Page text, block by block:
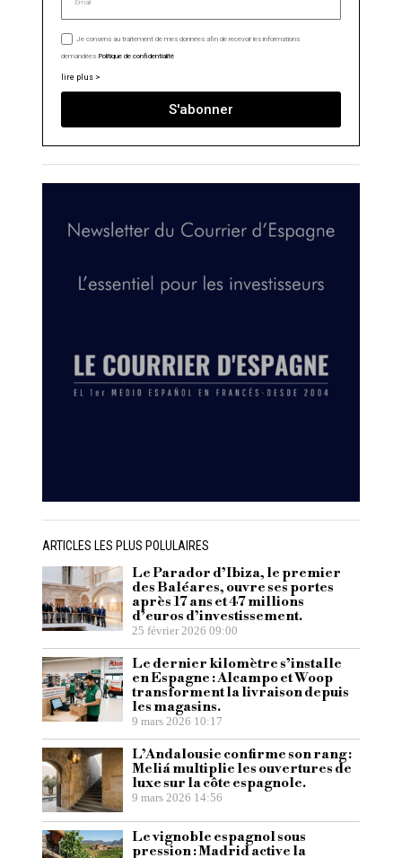
Je consens au traitement de mes données afin de recevoir les informations
demandées.Politique de confidentialité
lire plus >
S'abonner
ARTICLES LES PLUS POLULAIRES
Le Parador d’Ibiza, le premier
des Baléares, ouvre ses portes
après 17 ans et 47 millions
d’euros d’investissement.
25 février 2026 09:00
Le dernier kilomètre s’installe
en Espagne : Alcampo et Woop
transforment la livraison depuis
les magasins.
9 mars 2026 10:17
L’Andalousie confirme son rang :
Meliá multiplie les ouvertures de
luxe sur la côte espagnole.
9 mars 2026 14:56
Le vignoble espagnol sous
pression : Madrid active la